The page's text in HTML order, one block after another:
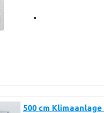
500 cm